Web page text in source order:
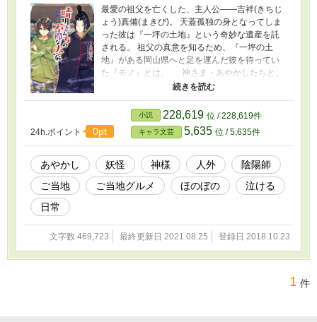
最愛の祖父を亡くした、主人公――吉祥(きちじ
ょう)真備(まきび)。 天蓋孤独の身となってしま
った彼は『一坪の土地』という奇妙な遺産を託
される。 祖父の真意を知るため、『一坪の土
地』がある岡山県へと足を運んだ彼を待ってい
た『モノ』とは。 神さま・あやかしたちと、
不憫な青年が織りなす、心温まるあやかし譚
24h.ポイント 0pt
小説 228,619 位 / 228,619件
キャラ文芸 5,635 位 / 5,635件
あやかし 妖怪 神様 人外
陰陽師
ご当地
ご当地グルメ ほのぼの
泣ける
日常
文字数 469,723 最終更新日 2021.08.25 登録日 2018.10.23
1 件